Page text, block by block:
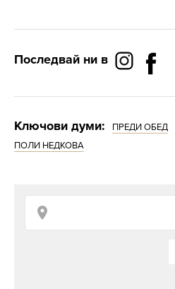
Последвай ни в
Ключови думи: ПРЕДИ ОБЕД
ПОЛИ НЕДКОВА